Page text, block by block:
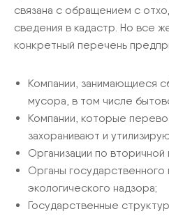
связана с обращением с
сведения в кадастр. Но все
конкретный перечень
Компании, занимающиеся
мусора, в том числе
Компании, которые
захоранивают и
Организации по
Органы государственного
экологического надзора;
Государственные